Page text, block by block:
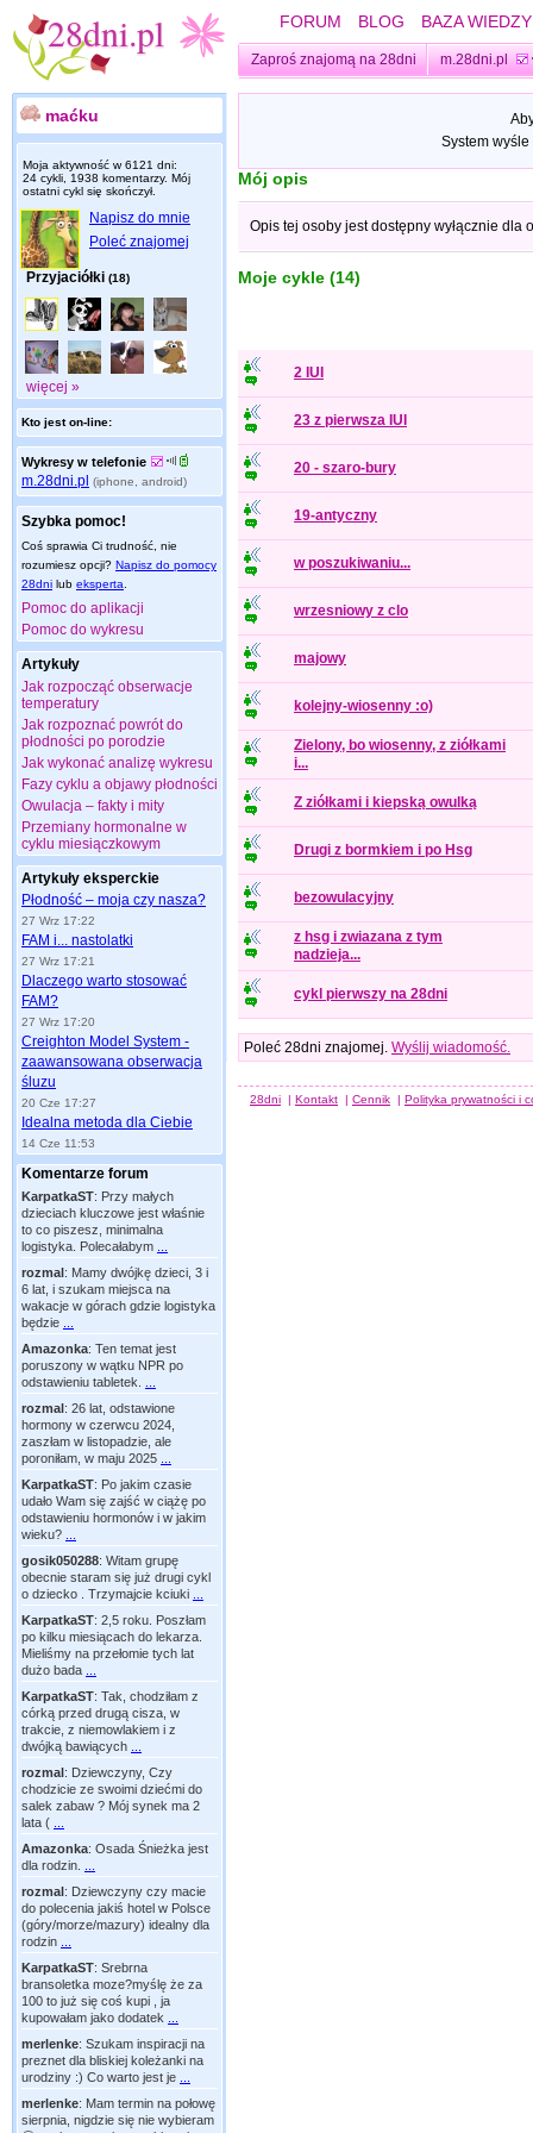
FORUM BLOG BAZA WIEDZY
Zaproś znajomą na 28dni m.28dni.pl
maćku
Moja aktywność w 6121 dni:
24 cykli, 1938 komentarzy. Mój
ostatni cykl się skończył.
Napisz do mnie
Poleć znajomej
Przyjaciółki (18)
więcej »
Kto jest on-line:
Wykresy w telefonie
m.28dni.pl (iphone, android)
Szybka pomoc!
Coś sprawia Ci trudność, nie
rozumiesz opcji? Napisz do pomocy
28dni lub eksperta
Pomoc do aplikacji
Pomoc do wykresu
Artykuły
Jak rozpocząć obserwacje
temperatury
Jak rozpoznać powrót do
płodności po porodzie
Jak wykonać analizę wykresu
Fazy cyklu a objawy płodności
Owulacja – fakty i mity
Przemiany hormonalne w
cyklu miesiączkowym
Artykuły eksperckie
Płodność – moja czy nasza?
27 Wrz 17:22
FAM i... nastolatki
27 Wrz 17:21
Dlaczego warto stosować
FAM?
27 Wrz 17:20
Creighton Model System -
zaawansowana obserwacja
śluzu
20 Cze 17:27
Idealna metoda dla Ciebie
14 Cze 11:53
Komentarze forum
KarpatkaST: Przy małych
dzieciach kluczowe jest właśnie
to co piszesz, minimalna
logistyka. Polecałabym
rozmal: Mamy dwójkę dzieci, 3 i
6 lat, i szukam miejsca na
wakacje w górach gdzie logistyka
będzie
Amazonka: Ten temat jest
poruszony w wątku NPR po
odstawieniu tabletek.
rozmal: 26 lat, odstawione
hormony w czerwcu 2024,
zaszłam w listopadzie, ale
poroniłam, w maju 2025
KarpatkaST: Po jakim czasie
udało Wam się zajść w ciążę po
odstawieniu hormonów i w jakim
wieku?
gosik050288: Witam grupę
obecnie staram się już drugi cykl
o dziecko . Trzymajcie kciuki
KarpatkaST: 2,5 roku. Poszłam
po kilku miesiącach do lekarza.
Mieliśmy na przełomie tych lat
dużo bada
KarpatkaST: Tak, chodziłam z
córką przed drugą cisza, w
trakcie, z niemowlakiem i z
dwójką bawiących
rozmal: Dziewczyny, Czy
chodzicie ze swoimi dziećmi do
salek zabaw ? Mój synek ma 2
lata (
Amazonka: Osada Śnieżka jest
dla rodzin.
rozmal: Dziewczyny czy macie
do polecenia jakiś hotel w Polsce
(góry/morze/mazury) idealny dla
rodzin
KarpatkaST: Srebrna
bransoletka moze?myślę że za
100 to już się coś kupi , ja
kupowałam jako dodatek
merlenke: Szukam inspiracji na
preznet dla bliskiej koleżanki na
urodziny :) Co warto jest je
merlenke: Mam termin na połowę
sierpnia, nigdzie się nie wybieram
System
Mój opis
Opis tej osoby jest dostępny wyłącznie dla
Moje cykle (14)
2 IUI
23 z pierwsza IUI
20 - szaro-bury
19-antyczny
w poszukiwaniu...
wrzesniowy z clo
majowy
kolejny-wiosenny :o)
Zielony, bo wiosenny, z ziółkami
i...
Z ziółkami i kiepską owulką
Drugi z bormkiem i po Hsg
bezowulacyjny
z hsg i zwiazana z tym
nadzieja...
cykl pierwszy na 28dni
Poleć 28dni znajomej. Wyślij wiadomość.
28dni | Kontakt | Cennik | Polityka prywatności i